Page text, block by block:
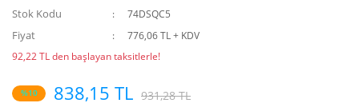
Stok Kodu 74DSQC5
Fiyat
776,06 TL + KDV
92,22 TL den başlayan taksitlerle!
%10 838,15 TL 931,28 TL